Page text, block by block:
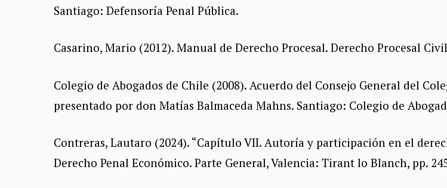
Santiago: Defensoría Penal Pública.
Casarino, Mario (2012). Manual de Derecho Procesal. Derecho Procesal
Colegio de Abogados de Chile (2008). Acuerdo del Consejo General del
presentado por don Matías Balmaceda Mahns. Santiago: Colegio de
Contreras, Lautaro (2024). “Capítulo VII. Autoría y participación en el
Derecho Penal Económico. Parte General, Valencia: Tirant lo Blanch, pp.